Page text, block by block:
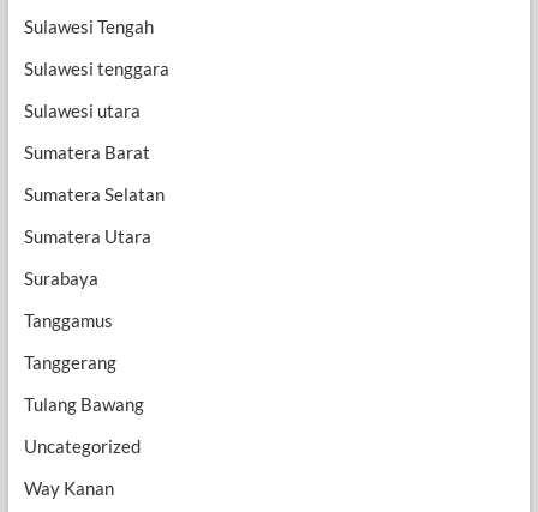
Sulawesi Tengah
Sulawesi tenggara
Sulawesi utara
Sumatera Barat
Sumatera Selatan
Sumatera Utara
Surabaya
Tanggamus
Tanggerang
Tulang Bawang
Uncategorized
Way Kanan